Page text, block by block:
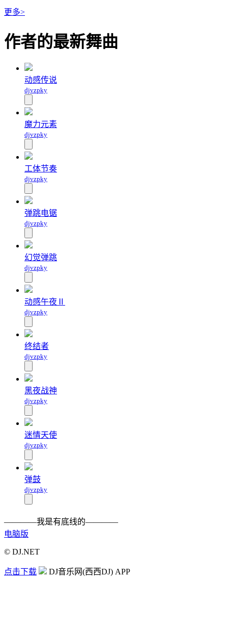
更多>
作者的最新舞曲
动感传说
djvzpky
魔力元素
djvzpky
工体节奏
djvzpky
弹跳电锯
djvzpky
幻觉弹跳
djvzpky
动感午夜Ⅱ
djvzpky
终结者
djvzpky
黑夜战神
djvzpky
迷情天使
djvzpky
弹鼓
djvzpky
————我是有底线的————
电脑版
© DJ.NET
点击下载 DJ音乐网(西西DJ) APP